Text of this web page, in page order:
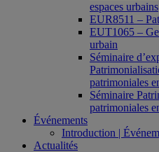
espaces urbains
EUR8511 –
EUT1065 –
urbain
Séminaire
patrimoniales
Séminaire
patrimoniales
Événements
Introduction |
Actualités